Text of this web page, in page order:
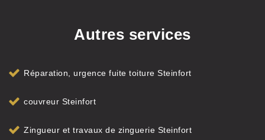
Autres services
Réparation, urgence fuite toiture Steinfort
couvreur Steinfort
Zingueur et travaux de zinguerie Steinfort